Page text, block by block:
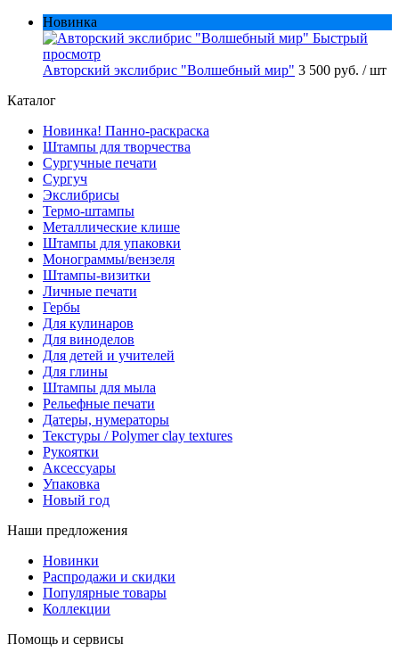
Новинка
Быстрый
просмотр
Авторский экслибрис "Волшебный мир" 3 500 руб. / шт
Каталог
Новинка! Панно-раскраска
Штампы для творчества
Сургучные печати
Сургуч
Экслибрисы
Термо-штампы
Металлические клише
Штампы для упаковки
Монограммы/вензеля
Штампы-визитки
Личные печати
Гербы
Для кулинаров
Для виноделов
Для детей и учителей
Для глины
Штампы для мыла
Рельефные печати
Датеры, нумераторы
Текстуры / Polymer clay textures
Рукоятки
Аксессуары
Упаковка
Новый год
Наши предложения
Новинки
Распродажи и скидки
Популярные товары
Коллекции
Помощь и сервисы